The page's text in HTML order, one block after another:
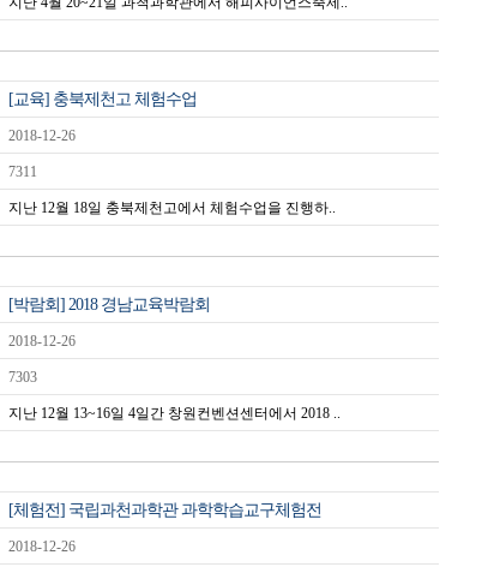
[교육] 충북제천고 체험수업
2018-12-26
7311
지난 12월 18일 충북제천고에서 체험수업을 진행하..
[박람회] 2018 경남교육박람회
2018-12-26
7303
지난 12월 13~16일 4일간 창원컨벤션센터에서 2018 ..
[체험전] 국립과천과학관 과학학습교구체험전
2018-12-26